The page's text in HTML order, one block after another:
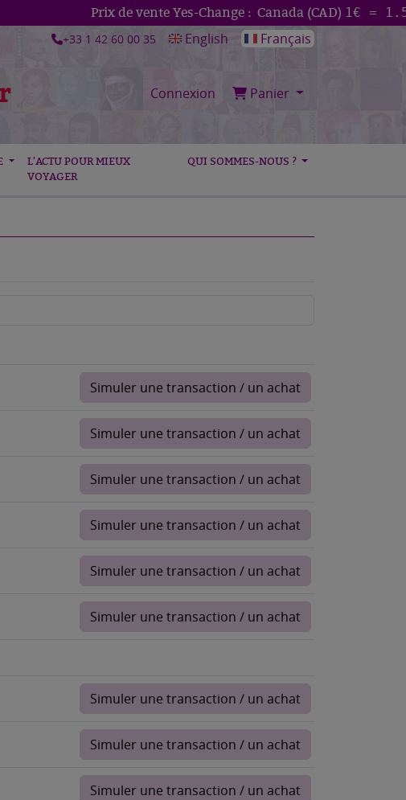
Prix de vente Yes-Change : Canada (CAD)1€ = 1.5735
+33 1 42 60 00 35 English Français
Connexion Panier
L'ACTU POUR MIEUX
VOYAGER
QUI SOMMES-NOUS ?
Simuler une transaction / un achat
Simuler une transaction / un achat
Simuler une transaction / un achat
Simuler une transaction / un achat
Simuler une transaction / un achat
Simuler une transaction / un achat
Simuler une transaction / un achat
Simuler une transaction / un achat
Simuler une transaction / un achat